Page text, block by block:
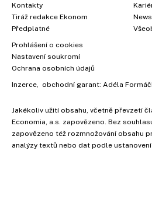
Kontakty
Tiráž redakce Ekonom
Předplatné
Prohlášení o cookies
Nastavení soukromí
Ochrana osobních údajů
Inzerce , obchodní garant: Adéla
Jakékoliv užití obsahu, včetně převzetí
Economia, a.s. zapovězeno. Bez
zapovězeno též rozmnožování obsahu
analýzy textů nebo dat podle